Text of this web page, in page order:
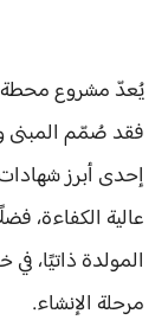
يُعدّ مشروع محطة
إحدى أبرز
عالية الكفاءة،
المولدة ذاتيًا،
مرحلة الإنشاء.